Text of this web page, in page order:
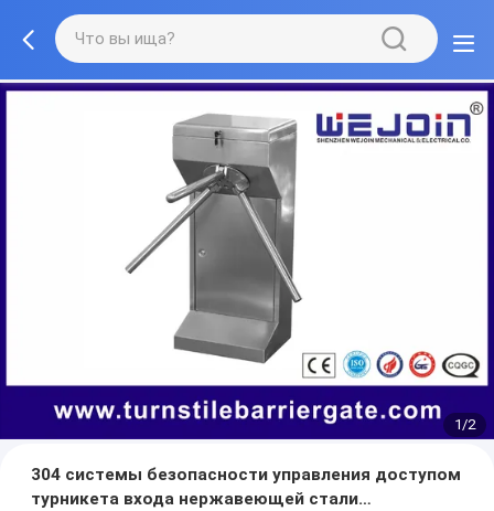
1/2
304 системы безопасности управления доступом
турникета входа нержавеющей стали